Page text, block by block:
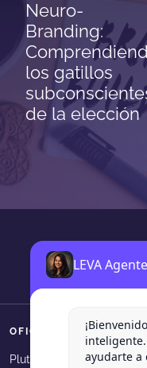
LEVA
inteligente.
ayudarte a
Neuro-
Branding:
los gatillos
de la elección
OFICINAS
Plutarco Elias Calles 540,